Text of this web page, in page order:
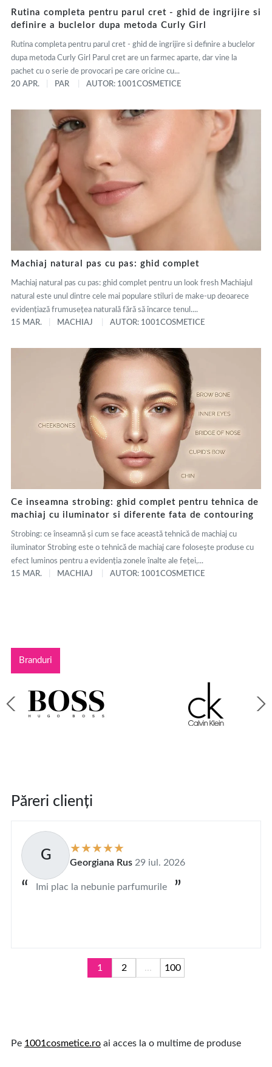
Rutina completa pentru parul cret - ghid de ingrijire si
definire a buclelor dupa metoda Curly Girl
Rutina completa pentru parul cret - ghid de ingrijire si definire a buclelor
dupa metoda Curly Girl Parul cret are un farmec aparte, dar vine la
pachet cu o serie de provocari pe care oricine cu...
20 APR.
PAR AUTOR: 1001COSMETICE
Machiaj natural pas cu pas: ghid complet
Machiaj natural pas cu pas: ghid complet pentru un look fresh Machiajul
natural este unul dintre cele mai populare stiluri de make-up deoarece
evidențiază frumusețea naturală fără să încarce tenul....
15 MAR.
MACHIAJ AUTOR: 1001COSMETICE
Ce inseamna strobing: ghid complet pentru tehnica de
machiaj cu iluminator si diferente fata de contouring
Strobing: ce înseamnă și cum se face această tehnică de machiaj cu
iluminator Strobing este o tehnică de machiaj care folosește produse cu
efect luminos pentru a evidenția zonele înalte ale feței,...
15 MAR.
MACHIAJ AUTOR: 1001COSMETICE
Branduri
Păreri clienți
G Georgiana Rus 29 iul. 2026
Imi plac la nebunie parfumurile
1 2 ... 100
Pe 1001cosmetice.ro ai acces la o multime de produse